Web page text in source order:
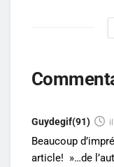
Guydegif(91)
Beaucoup
article! »…de